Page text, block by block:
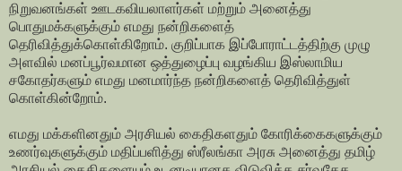
நிறுவனங்கள் ஊடகவியலாளர்கள் மற்றும் அனைத்து
பொதுமக்களுக்கும் எமது நன்றிகளைத்
தெரிவித்துக்கொள்கிறோம். குறிப்பாக இப்போராட்டத்திற்கு முழு
அளவில் மனப்பூர்வமான ஒத்துழைப்பு வழங்கிய இஸ்லாமிய
சகோதர்களும் எமது மனமார்ந்த நன்றிகளைத் தெரிவித்துள்
கொள்கின்றோம்.
எமது மக்களினதும் அரசியல் கைதிகளதும் கோரிக்கைகளுக்கும்
உணர்வுகளுக்கும் மதிப்பளித்து ஸ்ரீலங்கா அரசு அனைத்து தமிழ்